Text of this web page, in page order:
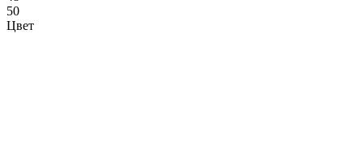
50
Цвет